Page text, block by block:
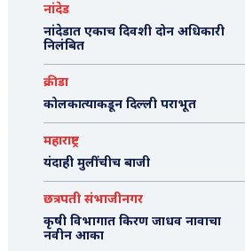
नांदेड
नांदेडात एकाच दिवशी दोन अधिकारी
निलंबित
क्रीडा
कोलकात्याकडून दिल्ली पराभूत
महाराष्ट्र
यंदाही मुलींचीच बाजी
छत्रपती संभाजीनगर
कृषी विभागात किरण जाधव नावाचा
नवीन आका